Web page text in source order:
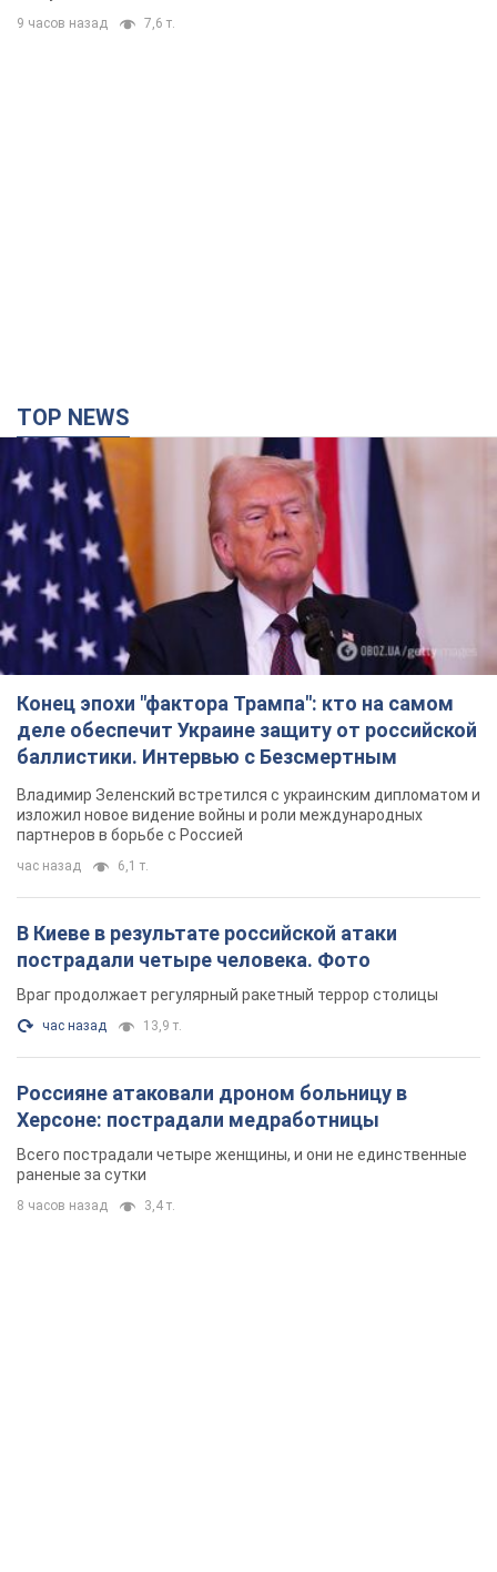
9 часов назад 7,6 т.
TOP NEWS
Конец эпохи "фактора Трампа": кто на самом
деле обеспечит Украине защиту от российской
баллистики. Интервью с Безсмертным
Владимир Зеленский встретился с украинским дипломатом и
изложил новое видение войны и роли международных
партнеров в борьбе с Россией
час назад 6,1 т.
В Киеве в результате российской атаки
пострадали четыре человека. Фото
Враг продолжает регулярный ракетный террор столицы
час назад 13,9 т.
Россияне атаковали дроном больницу в
Херсоне: пострадали медработницы
Всего пострадали четыре женщины, и они не единственные
раненые за сутки
8 часов назад 3,4 т.